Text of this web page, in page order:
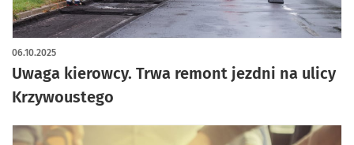
Uwaga kierowcy. Trwa remont jezdni na ulicy
Krzywoustego
06.10.2025
artykuł z galerią zdjęć